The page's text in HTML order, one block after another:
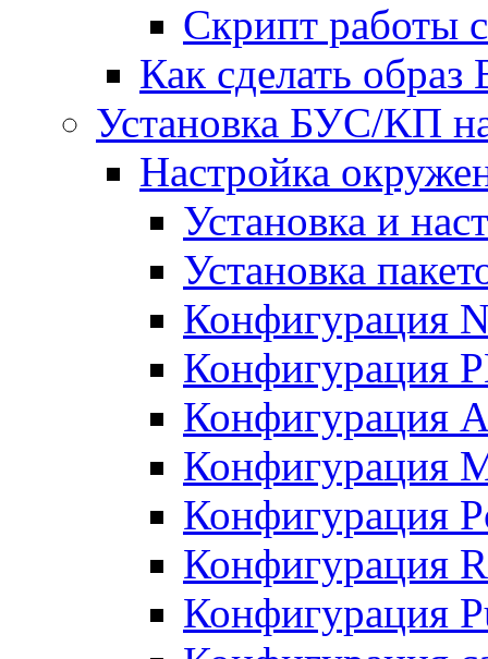
Скрипт работы
Как сделать
Установка БУС/КП
Настройка
Установка и
Установка
Конфигурация
Конфигурация
Конфигурация
Конфигурация
Конфигурация
Конфигурация
Конфигурация